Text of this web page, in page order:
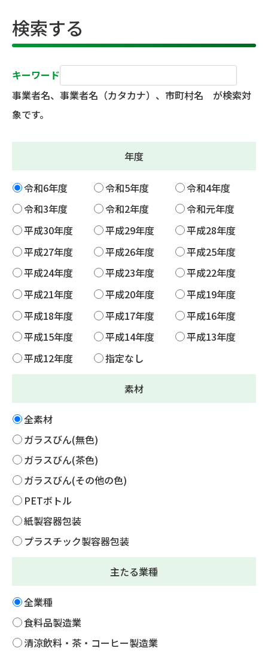
検索する
キーワード
事業者名、事業者名（カタカナ）、市町村名 が検索対
象です。
年度
令和6年度 令和5年度
令和4年度
令和3年度
令和2年度
令和元年度
平成30年度
平成29年度
平成28年度
平成27年度
平成26年度
平成25年度
平成24年度
平成23年度
平成22年度
平成21年度
平成20年度
平成19年度
平成18年度
平成17年度
平成16年度
平成15年度
平成14年度
平成13年度
平成12年度
指定なし
素材
全素材
ガラスびん(無色)
ガラスびん(茶色)
ガラスびん(その他の色)
PETボトル
紙製容器包装
プラスチック製容器包装
主たる業種
全業種
食料品製造業
清涼飲料・茶・コーヒー製造業